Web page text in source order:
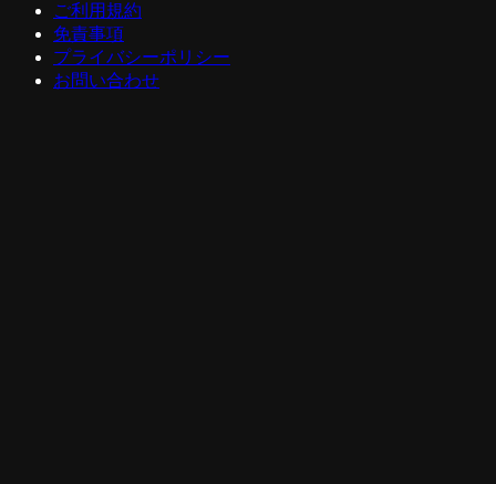
ご利用規約
免責事項
プライバシーポリシー
お問い合わせ